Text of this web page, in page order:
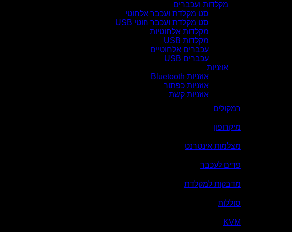
מקלדות ועכברים
סט מקלדת ועכבר אלחוטי
סט מקלדת ועכבר חוטי USB
מקלדות אלחוטיות
מקלדות USB
עכברים אלחוטיים
עכברים USB
אוזניות
אוזניות Bluetooth
אוזניות כפתור
אוזניות קשת
רמקולים
מיקרופון
מצלמות אינטרנט
פדים לעכבר
מדבקות למקלדת
סוללות
KVM